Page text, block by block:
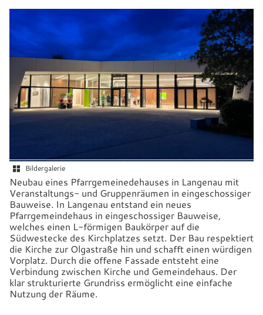
Bildergalerie
Neubau eines Pfarrgemeinedehauses in Langenau mit
Veranstaltungs- und Gruppenräumen in eingeschossiger
Bauweise. In Langenau entstand ein neues
Pfarrgemeindehaus in eingeschossiger Bauweise,
welches einen L-förmigen Baukörper auf die
Südwestecke des Kirchplatzes setzt. Der Bau respektiert
die Kirche zur Olgastraße hin und schafft einen würdigen
Vorplatz. Durch die offene Fassade entsteht eine
Verbindung zwischen Kirche und Gemeindehaus. Der
klar strukturierte Grundriss ermöglicht eine einfache
Nutzung der Räume.